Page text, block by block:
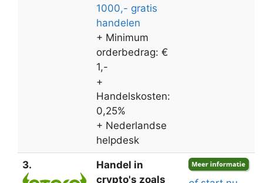
1000,- gratis
handelen
+ Minimum
orderbedrag: €
1,-
+
Handelskosten:
0,25%
+ Nederlandse
helpdesk
3.
Handel in
crypto's zoals